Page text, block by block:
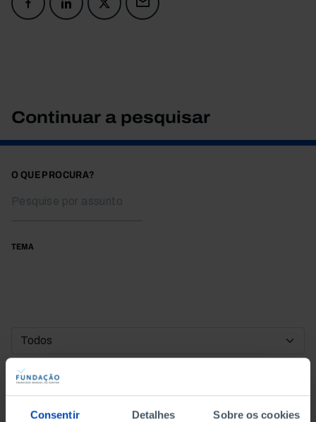
Consentir Detalhes Sobre os cookies
Continuar a pesquisar
O QUE PROCURA?
TEMA
DATA DE INÍCIO
DATA DE FIM